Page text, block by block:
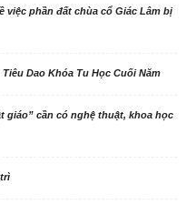
việc phần đất chùa cổ Giác Lâm bị
Dao Khóa Tu Học Cuối Năm
giáo” cần có nghệ thuật, khoa học